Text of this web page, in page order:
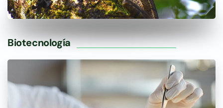
Biotecnología